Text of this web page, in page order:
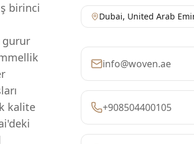
birinci
gurur
kalite
Dubai, United Arab
info@woven.ae
+908504400105